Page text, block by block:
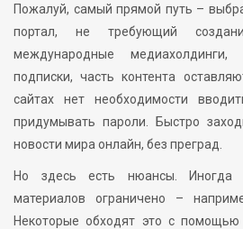
Пожалуй, самый прямой путь –
портал, не требующий
международные
подписки, часть контента
сайтах нет необходимости
придумывать пароли. Быстро
новости мира онлайн, без преград.
Но здесь есть нюансы. Иногда
материалов ограничено –
Некоторые обходят это с